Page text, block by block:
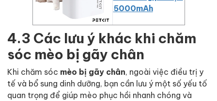
5000mAh
4.3 Các lưu ý khác khi chăm
sóc mèo bị gãy chân
Khi chăm sóc mèo bị gãy chân, ngoài việc điều trị y
tế và bổ sung dinh dưỡng, bạn cần lưu ý một số yếu tố
quan trọng để giúp mèo phục hồi nhanh chóng và